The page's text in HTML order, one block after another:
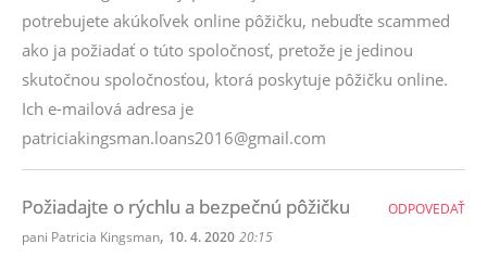
potrebujete akúkoľvek online pôžičku, nebuďte scammed
ako ja požiadať o túto spoločnosť, pretože je jedinou
skutočnou spoločnosťou, ktorá poskytuje pôžičku online.
Ich e-mailová adresa je
patriciakingsman.loans2016@gmail.com
Požiadajte o rýchlu a bezpečnú pôžičku
pani Patricia Kingsman, 10. 4. 2020 20:15
ODPOVEDAŤ